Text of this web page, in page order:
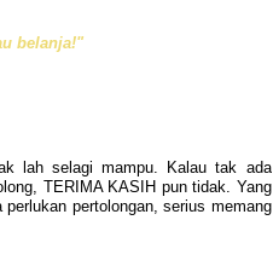
belanja!"
lah selagi mampu. Kalau tak ada
TERIMA KASIH pun tidak. Yang
pertolongan, serius memang